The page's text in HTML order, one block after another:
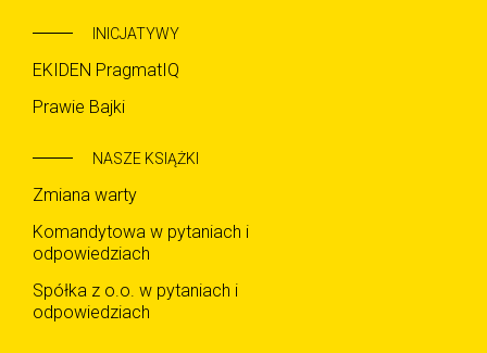
INICJATYWY
EKIDEN PragmatIQ
Prawie Bajki
NASZE KSIĄŻKI
Zmiana warty
Komandytowa w pytaniach i
odpowiedziach
Spółka z o.o. w pytaniach i
odpowiedziach